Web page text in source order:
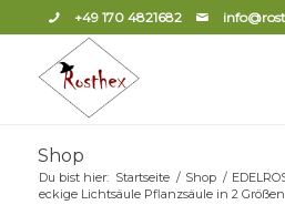
+49 170 4821682
Shop
Du bist hier: Startseite / Shop /
eckige Lichtsäule Pflanzsäule in 2 Größen